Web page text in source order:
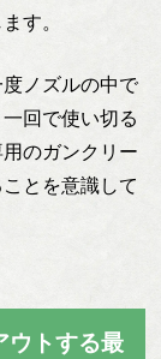
す。
ノズルの中で
回で使い切る
のガンクリー
とを意識して
ウトする最